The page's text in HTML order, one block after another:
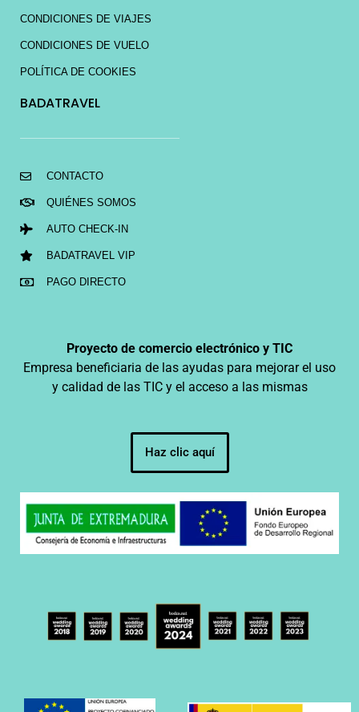
CONDICIONES DE VIAJES
CONDICIONES DE VUELO
POLÍTICA DE COOKIES
BADATRAVEL
CONTACTO
QUIÉNES SOMOS
AUTO CHECK-IN
BADATRAVEL VIP
PAGO DIRECTO
Proyecto de comercio electrónico y TIC
Empresa beneficiaria de las ayudas para mejorar el uso
y calidad de las TIC y el acceso a las mismas
Haz clic aquí